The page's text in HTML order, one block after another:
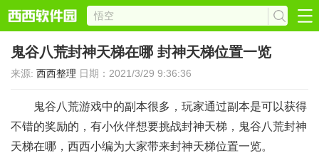
鬼谷八荒封神天梯在哪 封神天梯位置一览
来源: 西西整理 日期：2021/3/29 9:36:36
鬼谷八荒游戏中的副本很多，玩家通过副本是可以获得
不错的奖励的，有小伙伴想要挑战封神天梯，鬼谷八荒封神
天梯在哪，西西小编为大家带来封神天梯位置一览。